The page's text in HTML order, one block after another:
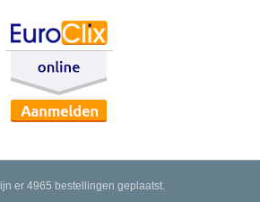
er 4965 bestellingen geplaatst.